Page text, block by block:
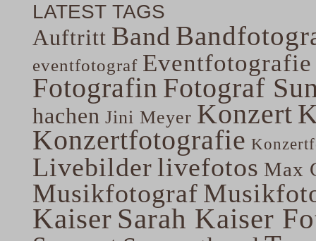
LATEST TAGS
Auftritt Band
eventfotograf Eventfotografie
Fotografin Fotograf
hachen Jini Meyer Konzert
Konzertfotografie
Livebilderlivefotos Max
Musikfotograf
Kaiser Sarah Kaiser